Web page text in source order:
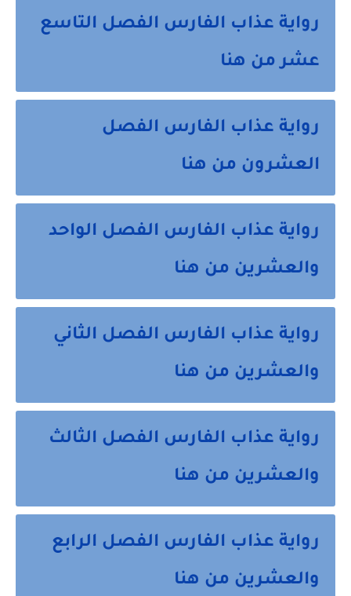
رواية عذاب الفارس الفصل التاسع
عشر من هنا
رواية عذاب الفارس الفصل
العشرون من هنا
رواية عذاب الفارس الفصل الواحد
والعشرين من هنا
رواية عذاب الفارس الفصل الثاني
والعشرين من هنا
رواية عذاب الفارس الفصل الثالث
والعشرين من هنا
رواية عذاب الفارس الفصل الرابع
والعشرين من هنا